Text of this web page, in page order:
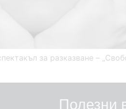
за разказване –
Полезни